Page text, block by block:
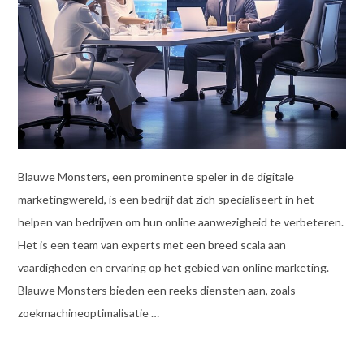
Blauwe Monsters, een prominente speler in de digitale
marketingwereld, is een bedrijf dat zich specialiseert in het
helpen van bedrijven om hun online aanwezigheid te verbeteren.
Het is een team van experts met een breed scala aan
vaardigheden en ervaring op het gebied van online marketing.
Blauwe Monsters bieden een reeks diensten aan, zoals
zoekmachineoptimalisatie …